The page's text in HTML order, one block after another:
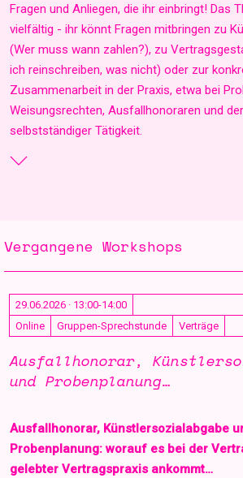
Fragen und Anliegen, die ihr einbringt! Das
vielfältig - ihr könnt Fragen mitbringen zu
(Wer muss wann zahlen?), zu
ich reinschreiben, was nicht) oder zur
Zusammenarbeit in der Praxis, etwa bei
Weisungsrechten, Ausfallhonoraren und
selbstständiger Tätigkeit.
Vergangene Workshops
29.06.2026 · 13:00-14:00
Online
Gruppen-Sprechstunde Verträge
Ausfallhonorar,
und Probenplanung…
Ausfallhonorar, Künstlersozialabgabe
Probenplanung: worauf es bei der
gelebter Vertragspraxis ankommt…